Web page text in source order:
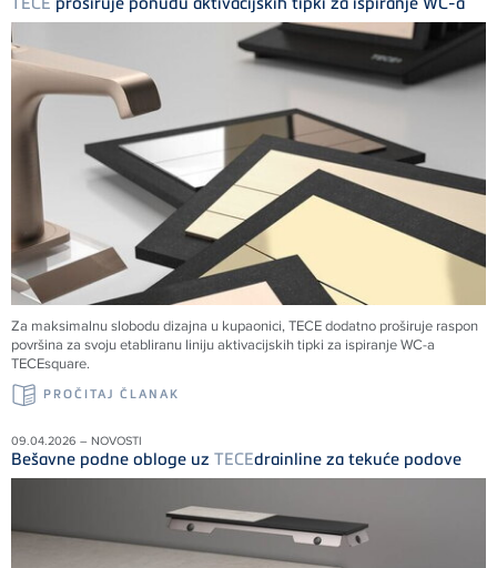
Za maksimalnu slobodu dizajna u kupaonici,TECEdodatno proširuje raspon
površina za svoju etabliranu liniju aktivacijskih tipki za ispiranje WC-a
TECEsquare.
PROČITAJ ČLANAK
09.04.2026 – NOVOSTI
Bešavne podne obloge uz TECEdrainline za tekuće podove